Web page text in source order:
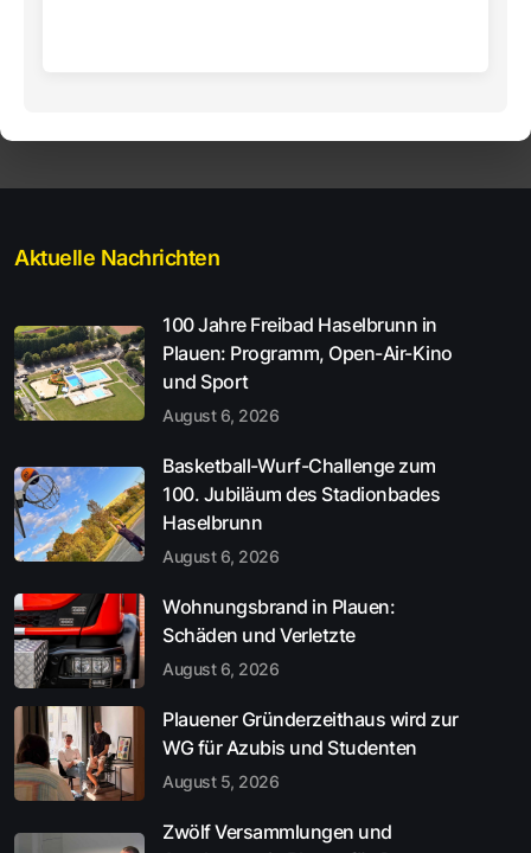
Aktuelle Nachrichten
100 Jahre Freibad Haselbrunn in
Plauen: Programm, Open-Air-Kino
und Sport
August 6, 2026
Basketball-Wurf-Challenge zum
100. Jubiläum des Stadionbades
Haselbrunn
August 6, 2026
Wohnungsbrand in Plauen:
Schäden und Verletzte
August 6, 2026
Plauener Gründerzeithaus wird zur
WG für Azubis und Studenten
August 5, 2026
Zwölf Versammlungen und